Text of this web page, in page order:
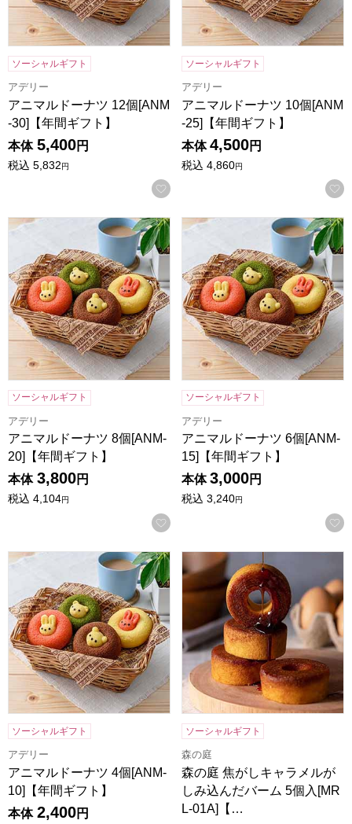
ソーシャルギフト
アデリー
アニマルドーナツ 12個[ANM
-30]【年間ギフト】
本体 5,400円
税込 5,832円
お気に入りに登録する
ソーシャルギフト
アデリー
アニマルドーナツ 10個[ANM
-25]【年間ギフト】
本体 4,500円
税込 4,860円
アニマルドーナツ 8個[ANM-20]【年間ギフト】
ソーシャルギフト
アデリー
アニマルドーナツ 8個[ANM-
20]【年間ギフト】
本体 3,800円
税込 4,104円
お気に入りに登録する
アニマルドーナツ 6個[ANM-
ソーシャルギフト
アデリー
アニマルドーナツ 6個[ANM-
15]【年間ギフト】
本体 3,000円
税込 3,240円
アニマルドーナツ 4個[ANM-10]【年間ギフト】
ソーシャルギフト
アデリー
アニマルドーナツ 4個[ANM-
10]【年間ギフト】
本体 2,400円
森の庭 焦がしキャラメルが
ソーシャルギフト
森の庭
森の庭 焦がしキャラメルが
しみ込んだバーム 5個入[MR
L-01A]【…